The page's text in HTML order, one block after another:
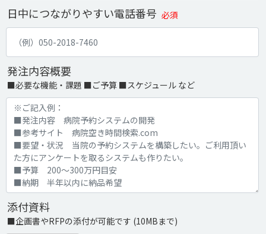
日中につながりやすい電話番号 必須
発注内容概要
■必要な機能・課題 ■ご予算 ■スケジュール など
添付資料
■企画書やRFPの添付が可能です (10MBまで)